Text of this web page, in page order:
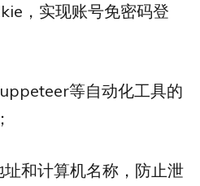
，实现账号免密码登
等自动化工具的
和计算机名称，防止泄